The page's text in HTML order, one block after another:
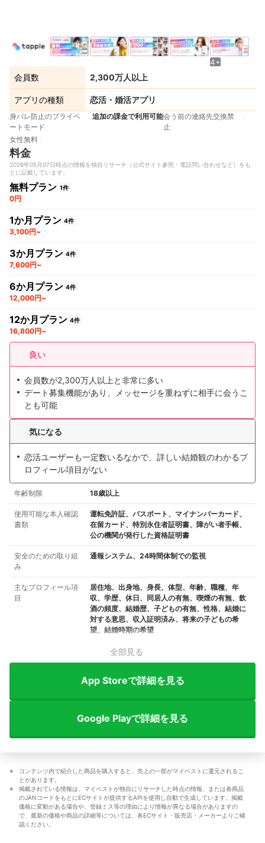
4+
会員数 2,300万人以上
アプリの種類 恋活・婚活アプリ
身バレ防止のプライベ
ートモード
追加の課金で利用可能会う前の連絡先交換禁
止
女性無料
料金
2026年05月07日時点の情報を独自リサーチ（公式サイト参照・電話問い合わせなど）をも
とに記載しています。
無料プラン 1件
0円
1か月プラン 4件
3,100円~
3か月プラン 4件
7,600円~
6か月プラン 4件
12,000円~
12か月プラン 4件
16,800円~
良い
会員数が2,300万人以上と非常に多い
デート募集機能があり、メッセージを重ねずに相手に会うこ
とも可能
気になる
恋活ユーザーも一定数いるなかで、詳しい結婚観のわかるプ
ロフィール項目がない
年齢制限 18歳以上
使用可能な本人確認
書類
運転免許証、パスポート、マイナンバーカード、
在留カード、特別永住者証明書、障がい者手帳、
公の機関が発行した資格証明書
安全のための取り組
み
通報システム、24時間体制での監視
主なプロフィール項
目
居住地、出身地、身長、体型、年齢、職種、年
収、学歴、休日、同居人の有無、喫煙の有無、飲
酒の頻度、結婚歴、子どもの有無、性格、結婚に
対する意思、収入証明済み、将来の子どもの希
望、結婚時期の希望
全部見る
App Storeで詳細を見る
Google Playで詳細を見る
コンテンツ内で紹介した商品を購入すると、売上の一部がマイベストに還元されるこ
とがあります。
掲載されている情報は、マイベストが独自にリサーチした時点の情報、または各商品
のJANコードをもとにECサイトが提供するAPIを使用し自動で生成しています。掲載
価格に変動がある場合や、登録ミス等の理由により情報が異なる場合がありますの
で、最新の価格や商品の詳細等については、各ECサイト・販売店・メーカーよりご確
認ください。